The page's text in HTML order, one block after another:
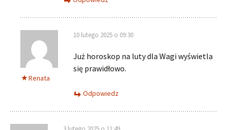
Renata
10 lutego 2025 o 09:30
Już horoskop na luty dla Wagi wyświetla
się prawidłowo.
Odpowiedz